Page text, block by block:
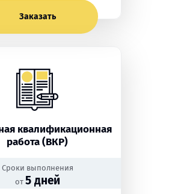
Заказать
квалификационная
работа (ВКР)
Сроки выполнения
от 5 дней